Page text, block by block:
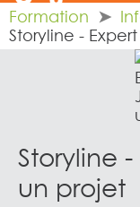
Formation
Storyline -
Storyline
un projet